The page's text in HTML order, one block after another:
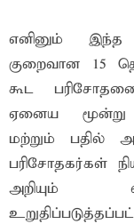
எனினும்
குறைவான 15
கூட
ஏனைய மூன்று
மற்றும் பதில்
பரிசோதகர்கள்
அறியும்